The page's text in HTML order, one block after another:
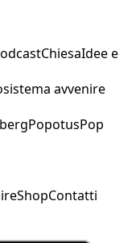
ChiesaIdee e
avvenire
PopotusPop
ShopContatti